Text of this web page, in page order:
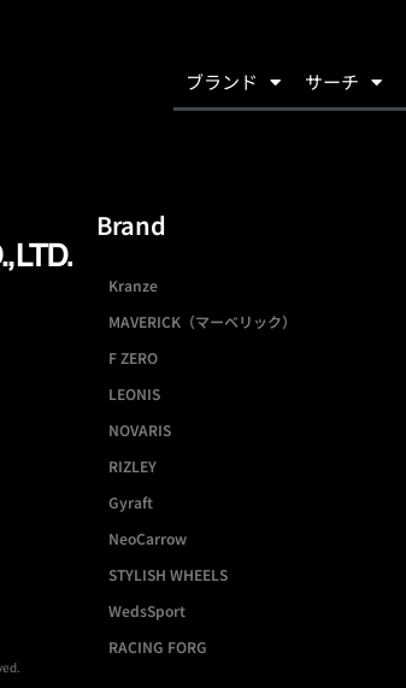
ブランド サーチ
Brand
Kranze
MAVERICK（マーベリック）
F ZERO
LEONIS
NOVARIS
RIZLEY
Gyraft
NeoCarrow
STYLISH WHEELS
WedsSport
RACING FORG